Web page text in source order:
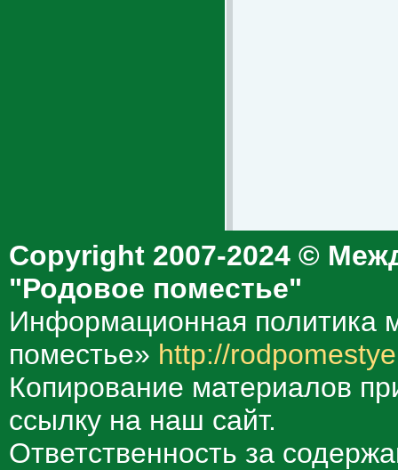
Copyright 2007-2024 ©
"Родовое поместье"
Информационная политика
поместье» http://
Копирование материалов
ссылку на наш сайт.
Ответственность за